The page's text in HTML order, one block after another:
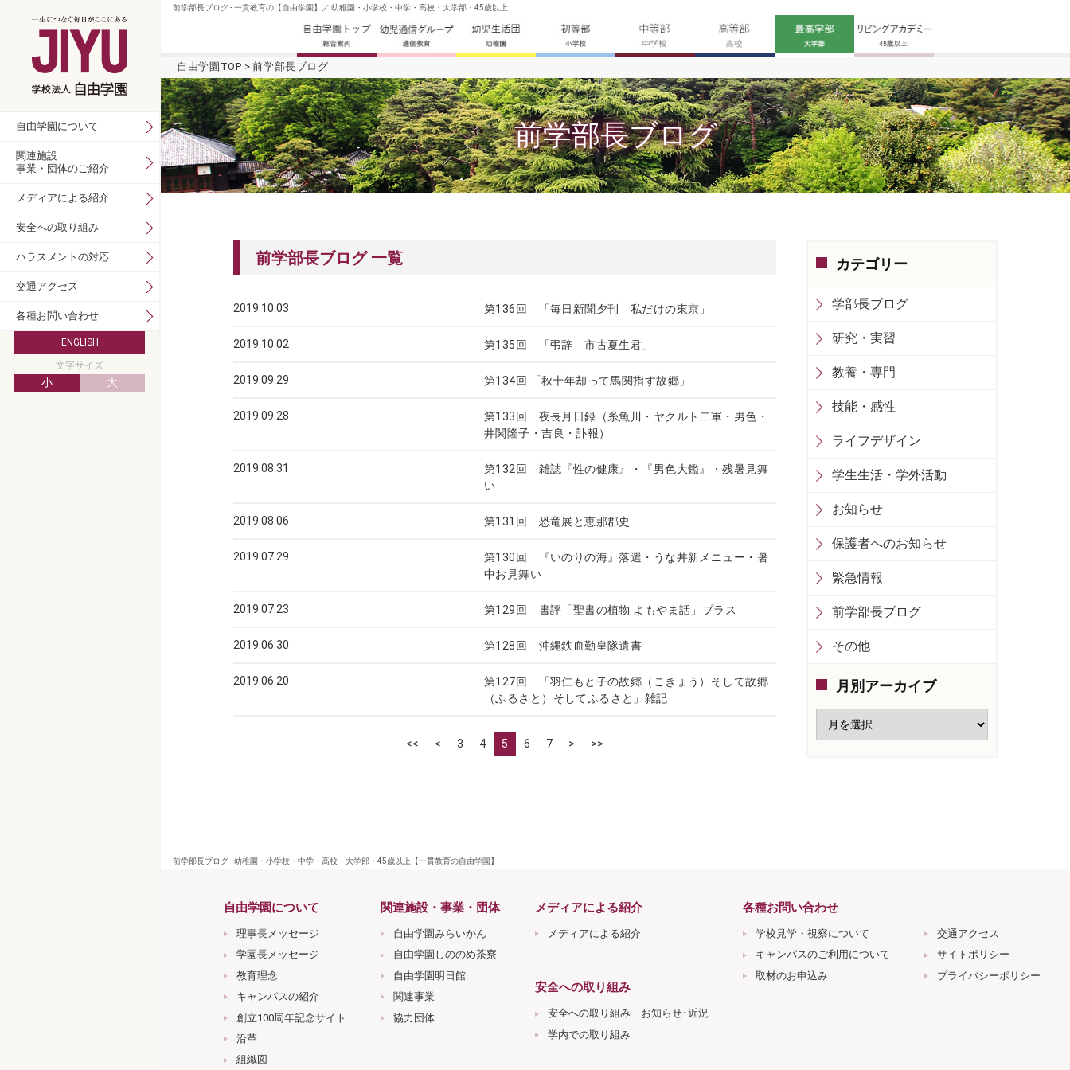
前学部長ブログ - 一貫教育の【自由学園】／ 幼稚園・小学校・中学・高校・大学部・45歳以上
自由学園TOP 前学部長ブログ
前学部長ブログ
前学部長ブログ 一覧
2019.10.03 第136回 「毎日新聞夕刊 私だけの東京」
2019.10.02 第135回 「弔辞 市古夏生君」
2019.09.29 第134回 「秋十年却って馬関指す故郷」
2019.09.28
第133回 夜長月日録（糸魚川・ヤクルト二軍・男色・
井関隆子・吉良・訃報）
2019.08.31
第132回 雑誌『性の健康』・『男色大鑑』・残暑見舞
い
2019.08.06 第131回 恐竜展と恵那郡史
2019.07.29
第130回 『いのりの海』落選・うな丼新メニュー・暑
中お見舞い
2019.07.23 第129回 書評「聖書の植物 よもやま話」プラス
2019.06.30 第128回 沖縄鉄血勤皇隊遺書
2019.06.20
第127回 「羽仁もと子の故郷（こきょう）そして故郷
（ふるさと）そしてふるさと」雑記
<< < 3 4 5 6 7 > >>
カテゴリー
学部長ブログ
研究・実習
教養・専門
技能・感性
ライフデザイン
学生生活・学外活動
お知らせ
保護者へのお知らせ
緊急情報
前学部長ブログ
その他
月別アーカイブ
前学部長ブログ - 幼稚園・小学校・中学・高校・大学部・45歳以上【一貫教育の自由学園】
自由学園について
理事長メッセージ
学園長メッセージ
教育理念
キャンパスの紹介
創立100周年記念サイト
沿革
組織図
関連施設・事業・団体
自由学園みらいかん
自由学園しののめ茶寮
自由学園明日館
関連事業
協力団体
メディアによる紹介
メディアによる紹介
安全への取り組み
安全への取り組み お知らせ･近況
学内での取り組み
各種お問い合わせ
学校見学・視察について
キャンパスのご利用について
取材のお申込み
交通アクセス
サイトポリシー
プライバシーポリシー
自由学園について
関連施設
事業・団体のご紹介
メディアによる紹介
安全への取り組み
ハラスメントの対応
交通アクセス
各種お問い合わせ
ENGLISH
文字サイズ
小 大